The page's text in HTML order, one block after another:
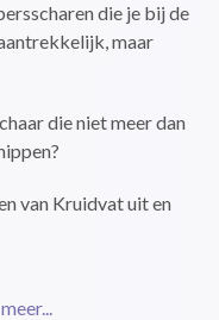
die je bij de
maar
die niet meer dan
van Kruidvat uit en